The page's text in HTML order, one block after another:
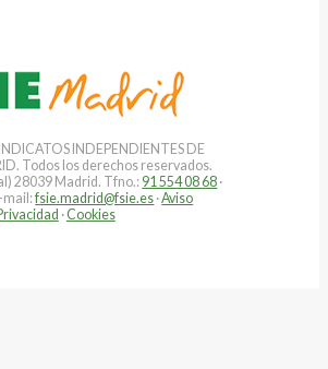
INDEPENDIENTES DE
Todos los derechos reservados.
28039 Madrid. Tfno.: 91 554 08 68 ·
mail:fsie.madrid@fsie.es ·Aviso
· Cookies